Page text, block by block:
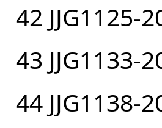
42 JJG1125-
43 JJG1133-
44 JJG1138-